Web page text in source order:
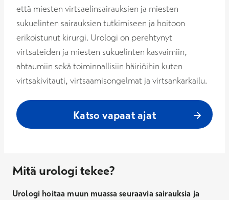
että miesten virtsaelinsairauksien ja miesten
sukuelinten sairauksien tutkimiseen ja hoitoon
erikoistunut kirurgi. Urologi on perehtynyt
virtsateiden ja miesten sukuelinten kasvaimiin,
ahtaumiin sekä toiminnallisiin häiriöihin kuten
virtsakivitauti, virtsaamisongelmat ja virtsankarkailu.
Katso vapaat ajat
Mitä urologi tekee?
Urologi hoitaa muun muassa seuraavia sairauksia ja